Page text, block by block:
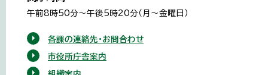
午前8時50分～午後5時20分（月～金曜日）
各課の連絡先・お問合わせ
市役所庁舎案内